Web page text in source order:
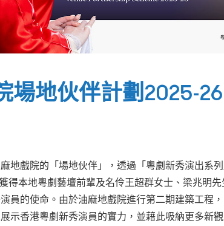
場地伙伴計劃2025-
地戲院的「場地伙伴」，透過「粵劇新秀演出系
得本地粵劇藝壇前輩及名伶王超群女士、梁兆明
員的使命。由於油麻地戲院進行第二期建築工程
示香港粵劇新秀演員的實力，並藉此吸納更多新